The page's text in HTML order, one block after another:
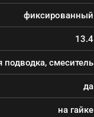
фиксированный
13.4
подводка, смеситель
да
на гайке